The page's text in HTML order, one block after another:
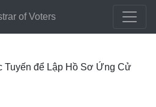
of Voters
Tuyến để Lập Hồ Sơ Ứng Cử